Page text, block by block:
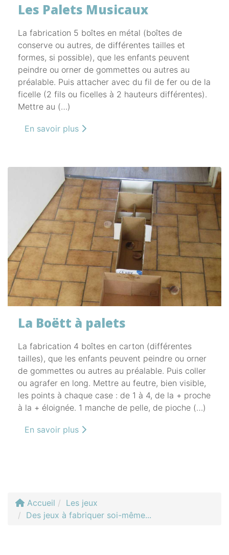
Les Palets Musicaux
La fabrication 5 boîtes en métal (boîtes de
conserve ou autres, de différentes tailles et
formes, si possible), que les enfants peuvent
peindre ou orner de gommettes ou autres au
préalable. Puis attacher avec du fil de fer ou de la
ficelle (2 fils ou ficelles à 2 hauteurs différentes).
Mettre au (…)
En savoir plus
La Boëtt à palets
La fabrication 4 boîtes en carton (différentes
tailles), que les enfants peuvent peindre ou orner
de gommettes ou autres au préalable. Puis coller
ou agrafer en long. Mettre au feutre, bien visible,
les points à chaque case : de 1 à 4, de la + proche
à la + éloignée. 1 manche de pelle, de pioche (…)
En savoir plus
Accueil
Les jeux
Des jeux à fabriquer soi-même...